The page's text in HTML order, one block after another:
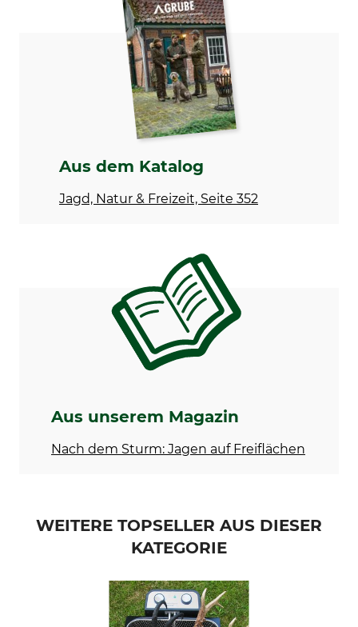
Hochsitz
Modellbezeichnung
Superleicht Aluminium
Herstellung
Made in Germany
Aus dem Katalog
Jagd, Natur & Freizeit, Seite 352
Aus unserem Magazin
Nach dem Sturm: Jagen auf Freiflächen
WEITERE TOPSELLER AUS DIESER
KATEGORIE